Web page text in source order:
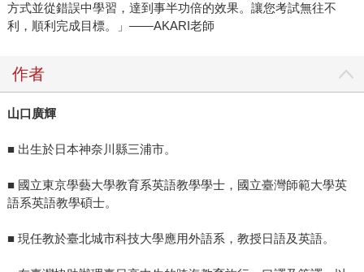
方式並從錯誤中學習，達到事半功倍的效果。讓您考試無往不
利，順利完成⽬標。」――AKARI老師
作者
山口廣輝
■ 出生於日本神奈川縣三浦市。
■ 國立東京學藝大學教育系英語教學學士，國立臺灣師範大學英
語系英語教學碩士。
■ 現任教於臺北城市科技大學應用外語系，教授日語及英語。